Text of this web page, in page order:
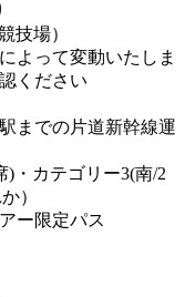
技場）
よって変動いたしま
ください
までの片道新幹線運
・カテゴリー3(南/2
）
ー限定パス